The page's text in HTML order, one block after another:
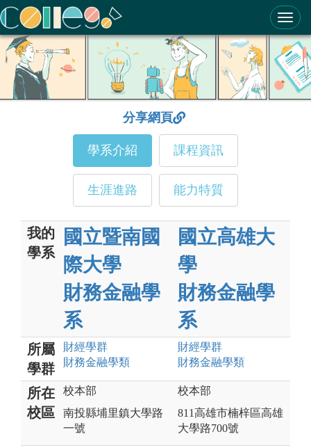
ColleGo! 大學選才與高中育才輔助系統
分享網頁
學系介紹 課程資訊
生涯進路 能力特質
我的
學系
國立暨南國
際大學
財務金融學
系
國立高雄大
學
財務金融學
系
所屬
學群
財經學群
財務金融學類
財經學群
財務金融學類
所在
校區
校本部
南投縣埔里鎮大學路
一號
校本部
811高雄市楠梓區高雄
大學路700號